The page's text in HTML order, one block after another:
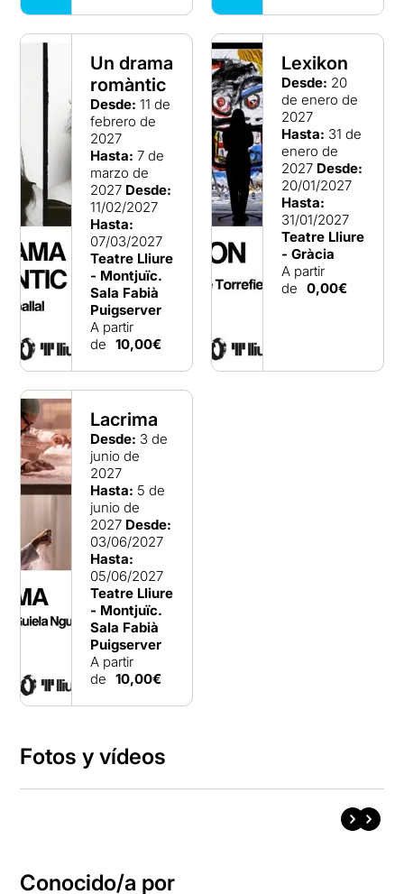
Un drama
romàntic
Desde: 11 de
febrero de
2027
Hasta: 7 de
marzo de
2027 Desde:
11/02/2027
Hasta:
07/03/2027
Teatre Lliure
- Montjuïc.
Sala Fabià
Puigserver
A partir
de 10,00€
Lexikon
Desde: 20
de enero de
2027
Hasta: 31 de
enero de
2027 Desde:
20/01/2027
Hasta:
31/01/2027
Teatre Lliure
- Gràcia
A partir
de 0,00€
Lacrima
Desde: 3 de
junio de
2027
Hasta: 5 de
junio de
2027 Desde:
03/06/2027
Hasta:
05/06/2027
Teatre Lliure
- Montjuïc.
Sala Fabià
Puigserver
A partir
de 10,00€
Fotos y vídeos
Conocido/a por